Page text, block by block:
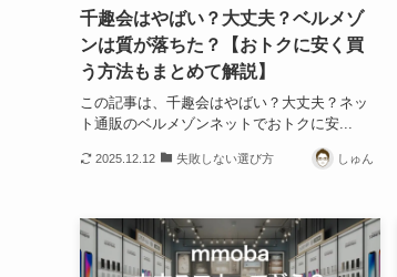
千趣会はやばい？大丈夫？ベルメゾ
ンは質が落ちた？【おトクに安く買
う方法もまとめて解説】
この記事は、千趣会はやばい？大丈夫？ネッ
ト通販のベルメゾンネットでおトクに安...
2025.12.12 失敗しない選び方 しゅん